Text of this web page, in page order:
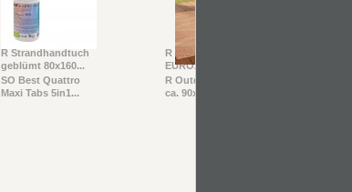
R Strandhandtuch
geblümt 80x160...
R Fußball
EURO2024 Gr.5 -...
SO Best Quattro
Maxi Tabs 5in1...
R Outdoor-Teppich
ca. 90x150 cm,...